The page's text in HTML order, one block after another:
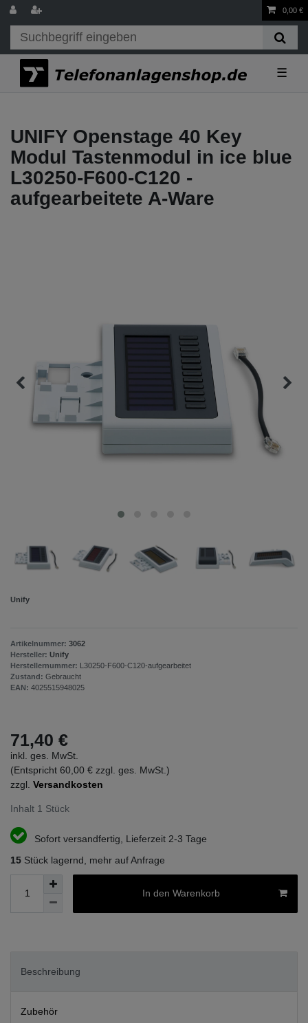
0,00 €
☰
UNIFY Openstage 40 Key
Modul Tastenmodul in ice blue
L30250-F600-C120 -
aufgearbeitete A-Ware
Unify
Artikelnummer: 3062
Hersteller: Unify
Herstellernummer: L30250-F600-C120-aufgearbeitet
Zustand: Gebraucht
EAN: 4025515948025
71,40 €
inkl. ges. MwSt.
(Entspricht 60,00 € zzgl. ges. MwSt.)
zzgl. Versandkosten
Inhalt 1 Stück
Sofort versandfertig, Lieferzeit 2-3 Tage
15 Stück lagernd, mehr auf Anfrage
In den Warenkorb
Beschreibung
Zubehör